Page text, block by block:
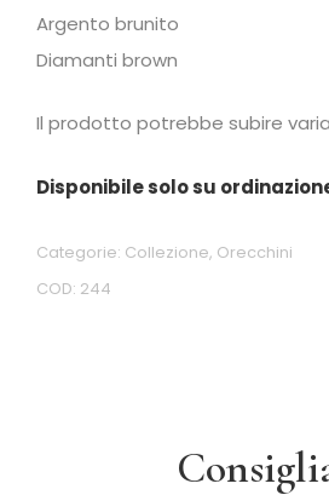
Argento brunito
Diamanti brown
Il prodotto potrebbe subire
Disponibile solo su
COD: 244
Categorie: Collezione, Orecchini